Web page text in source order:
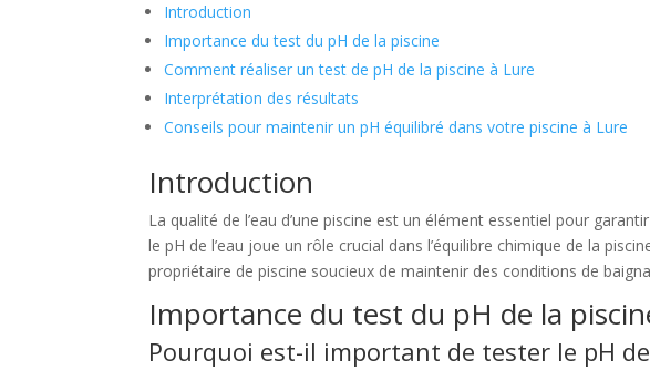
Introduction
Importance du test du pH de la piscine
Comment réaliser un test de pH de la piscine à Lure
Interprétation des résultats
Conseils pour maintenir un pH équilibré dans votre piscine à Lure
Introduction
La qualité de l’eau d’une piscine est un élément essentiel pour
le pH de l’eau joue un rôle crucial dans l’équilibre chimique de la
propriétaire de piscine soucieux de maintenir des conditions de
Importance du test du pH de la
Pourquoi est-il important de tester le pH de